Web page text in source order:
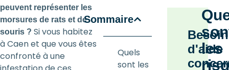
peuvent représenter les
morsures de rats et de
souris ? Si vous habitez
à Caen et que vous êtes
confronté à une
Sommaire
Quels
sont les
Besoin
d'aide
les